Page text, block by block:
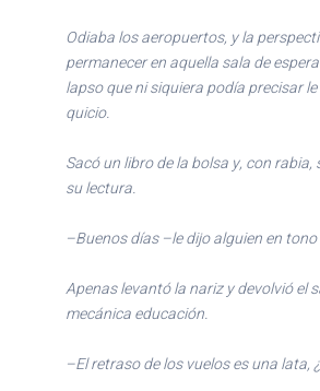
Odiaba los aeropuertos, y la
permanecer en aquella sala de
lapso que ni siquiera podía precisar
quicio.
Sacó un libro de la bolsa y, con rabia,
su lectura.
–Buenos días –le dijo alguien en
Apenas levantó la nariz y devolvió el
mecánica educación.
–El retraso de los vuelos es una lata,